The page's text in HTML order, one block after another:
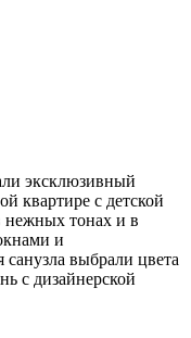
эксклюзивный
квартире с детской
нежных тонах и в
и
выбрали цвета
с дизайнерской